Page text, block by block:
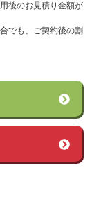
後のお見積り金額が
でも、ご契約後の割